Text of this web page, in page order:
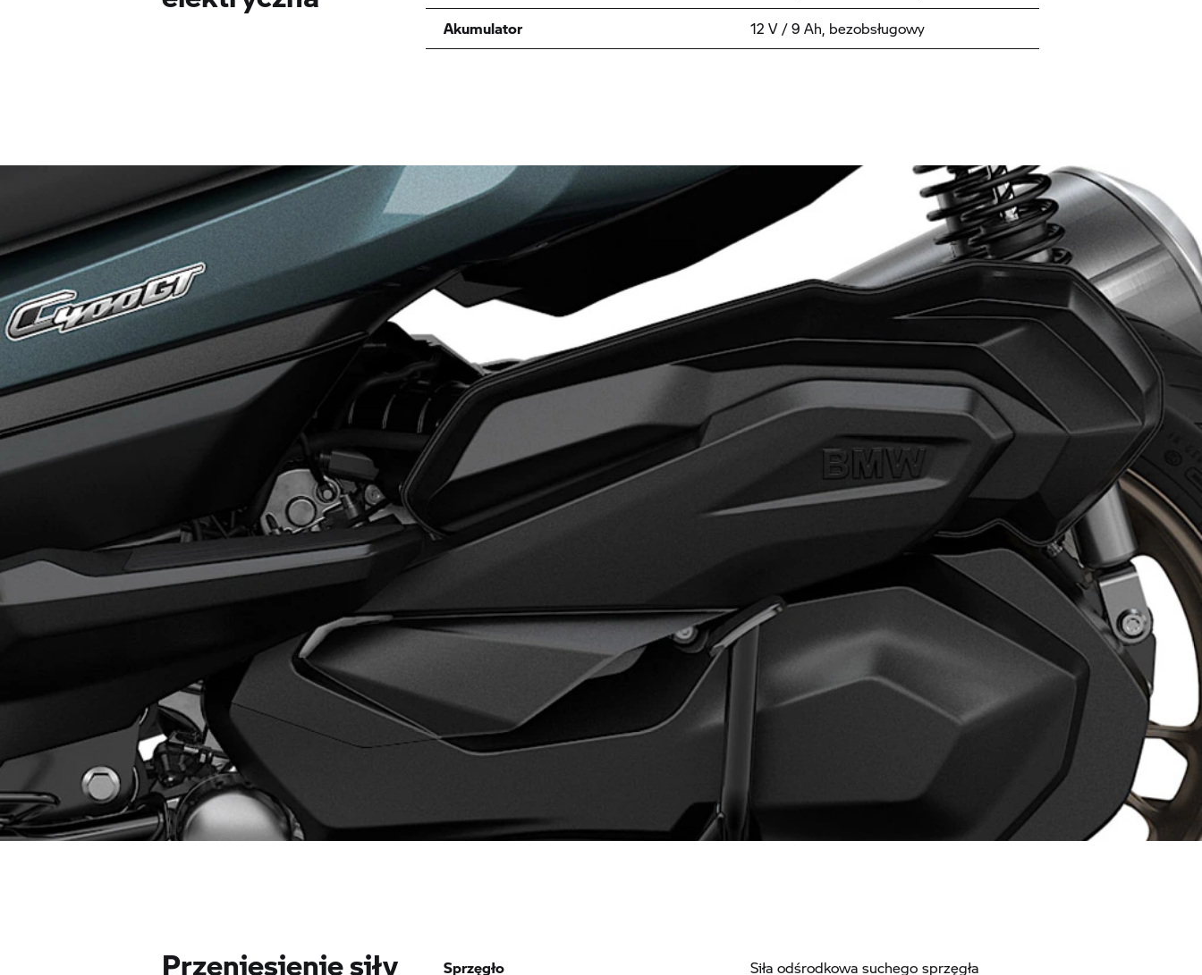
Akumulator
12 V / 9 Ah, bezobsługowy
Przeniesienie siły Sprzęgło Siła odśrodkowa suchego sprzęgła